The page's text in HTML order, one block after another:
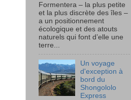
Formentera – la plus petite
et la plus discrète des îles –
a un positionnement
écologique et des atouts
naturels qui font d’elle une
terre...
Un voyage
d'exception à
bord du
Shongololo
Express